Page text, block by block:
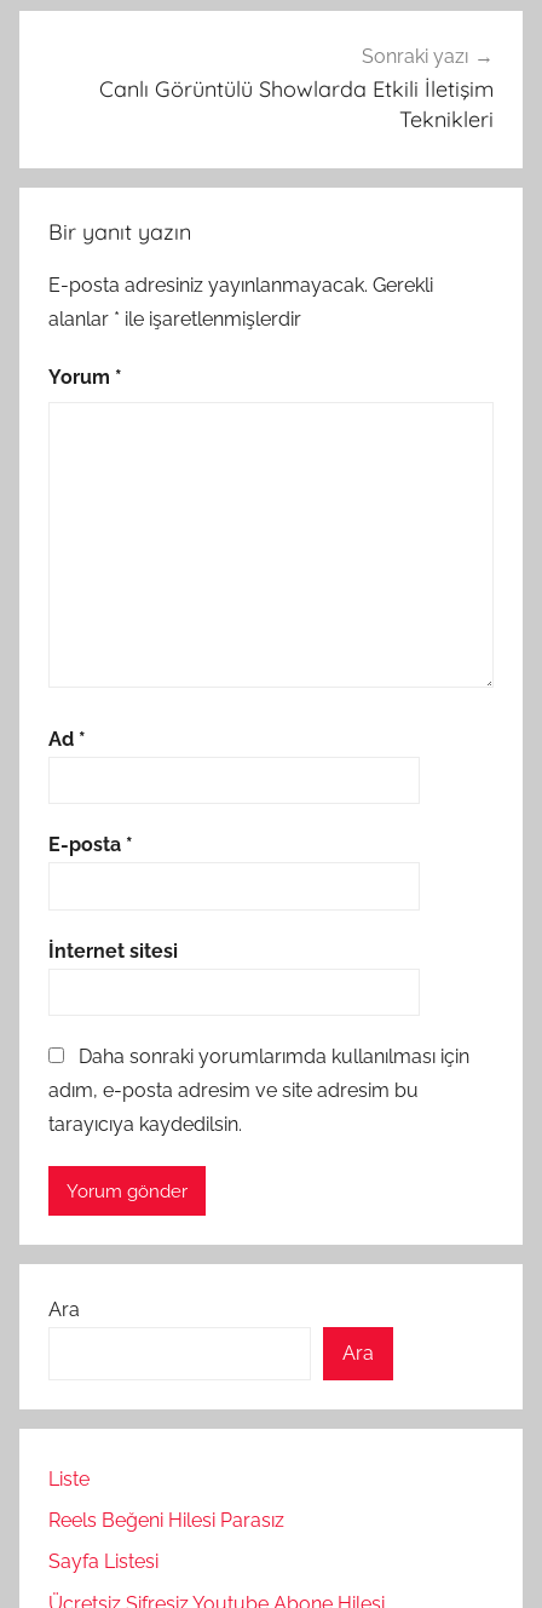
Sonraki yazı
Canlı Görüntülü Showlarda Etkili İletişim
Teknikleri
Bir yanıt yazın
E-posta adresiniz yayınlanmayacak. Gerekli
alanlar * ile işaretlenmişlerdir
Yorum *
Ad *
E-posta *
İnternet sitesi
Daha sonraki yorumlarımda kullanılması için
adım, e-posta adresim ve site adresim bu
tarayıcıya kaydedilsin.
Ara
Ara
Liste
Reels Beğeni Hilesi Parasız
Sayfa Listesi